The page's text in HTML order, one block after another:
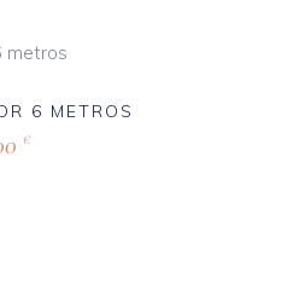
6 METROS
€